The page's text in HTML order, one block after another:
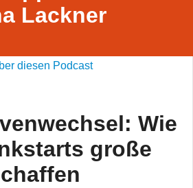
Lackner
diesen Podcast
Wie
große